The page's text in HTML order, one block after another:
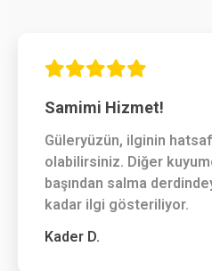
Samimi Hizmet!
Güleryüzün, ilginin
olabilirsiniz. Diğer
başından salma
kadar ilgi gösteriliyor.
Kader D.